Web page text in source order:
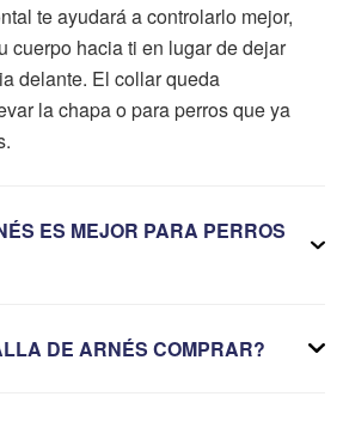
te ayudará a controlarlo mejor,
cuerpo hacia ti en lugar de dejar
delante. El collar queda
la chapa o para perros que ya
ES MEJOR PARA PERROS
DE ARNÉS COMPRAR?